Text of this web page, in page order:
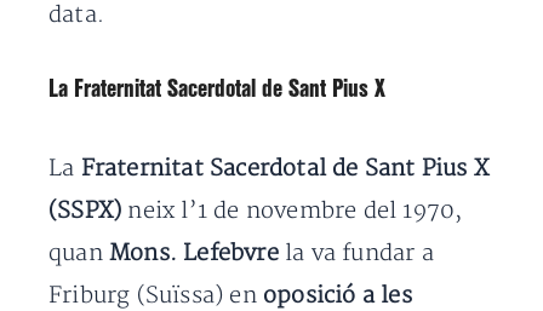
data.
La Fraternitat Sacerdotal de Sant Pius X
La Fraternitat Sacerdotal de Sant Pius X
(SSPX) neix l’1 de novembre del 1970,
quan Mons. Lefebvrela va fundar a
Friburg (Suïssa) en oposició a les